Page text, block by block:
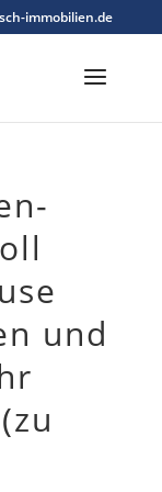
immobilien.de
und